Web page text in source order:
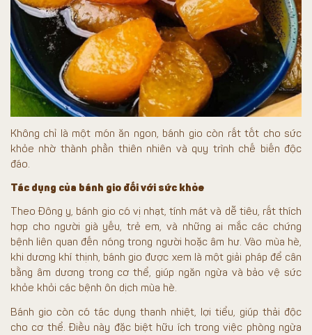
Không chỉ là một món ăn ngon, bánh gio còn rất tốt cho sức
khỏe nhờ thành phần thiên nhiên và quy trình chế biến độc
đáo.
Tác dụng của bánh gio đối với sức khỏe
Theo Đông y, bánh gio có vị nhạt, tính mát và dễ tiêu, rất thích
hợp cho người già yếu, trẻ em, và những ai mắc các chứng
bệnh liên quan đến nóng trong người hoặc âm hư. Vào mùa hè,
khi dương khí thịnh, bánh gio được xem là một giải pháp để cân
bằng âm dương trong cơ thể, giúp ngăn ngừa và bảo vệ sức
khỏe khỏi các bệnh ôn dịch mùa hè.
Bánh gio còn có tác dụng thanh nhiệt, lợi tiểu, giúp thải độc
cho cơ thể. Điều này đặc biệt hữu ích trong việc phòng ngừa